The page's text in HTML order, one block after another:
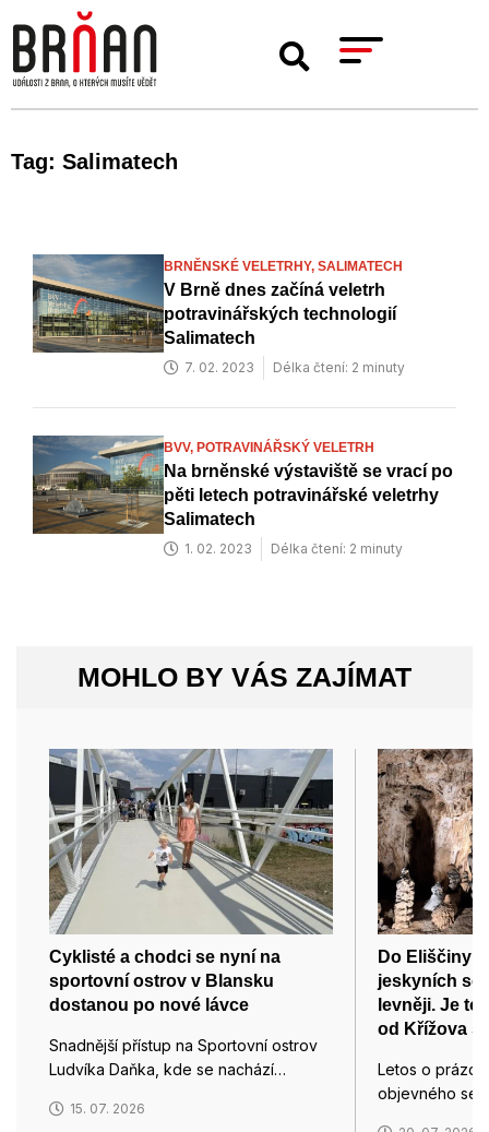
Tag: Salimatech
BRNĚNSKÉ VELETRHY, SALIMATECH
V Brně dnes začíná veletrh
potravinářských technologií
Salimatech
7. 02. 2023 Délka čtení: 2 minuty
BVV, POTRAVINÁŘSKÝ VELETRH
Na brněnské výstaviště se vrací po
pěti letech potravinářské veletrhy
Salimatech
1. 02. 2023 Délka čtení: 2 minuty
MOHLO BY VÁS ZAJÍMAT
Cyklisté a chodci se nyní na
sportovní ostrov v Blansku
dostanou po nové lávce
Snadnější přístup na Sportovní ostrov
Ludvíka Daňka, kde se nachází…
15. 07. 2026
Do Eliščiny
jeskyních se
levněji. Je to
od Křížova
Letos o
objevného